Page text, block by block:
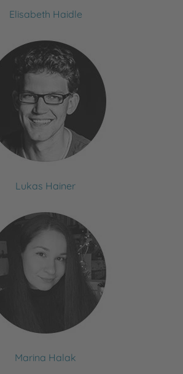
Elisabeth Haidle
Lukas Hainer
Marina Halak